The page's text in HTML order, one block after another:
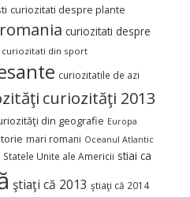
curiozitati despre plante
curiozitati despre
curiozitati din sport
curiozitatile de azi
curiozităţi 2013
din geografie Europa
mari romani Oceanul Atlantic
Statele Unite ale Americii stiai ca
ştiaţi că 2013 ştiaţi că 2014